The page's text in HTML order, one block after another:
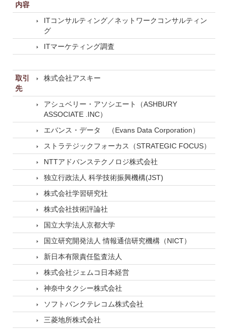
内容
ITコンサルティング／ネットワークコンサルティン
グ
ITマーケティング調査
取引
先
株式会社アスキー
アシュベリー・アソシエート（ASHBURY
ASSOCIATE .INC）
エバンス・データ （Evans Data Corporation）
ストラテジックフォーカス（STRATEGIC FOCUS）
NTTアドバンステクノロジ株式会社
独立行政法人 科学技術振興機構(JST)
株式会社学習研究社
株式会社技術評論社
国立大学法人京都大学
国立研究開発法人 情報通信研究機構（NICT）
新日本有限責任監査法人
株式会社ジェムコ日本経営
神奈中タクシー株式会社
ソフトバンクテレコム株式会社
三菱地所株式会社